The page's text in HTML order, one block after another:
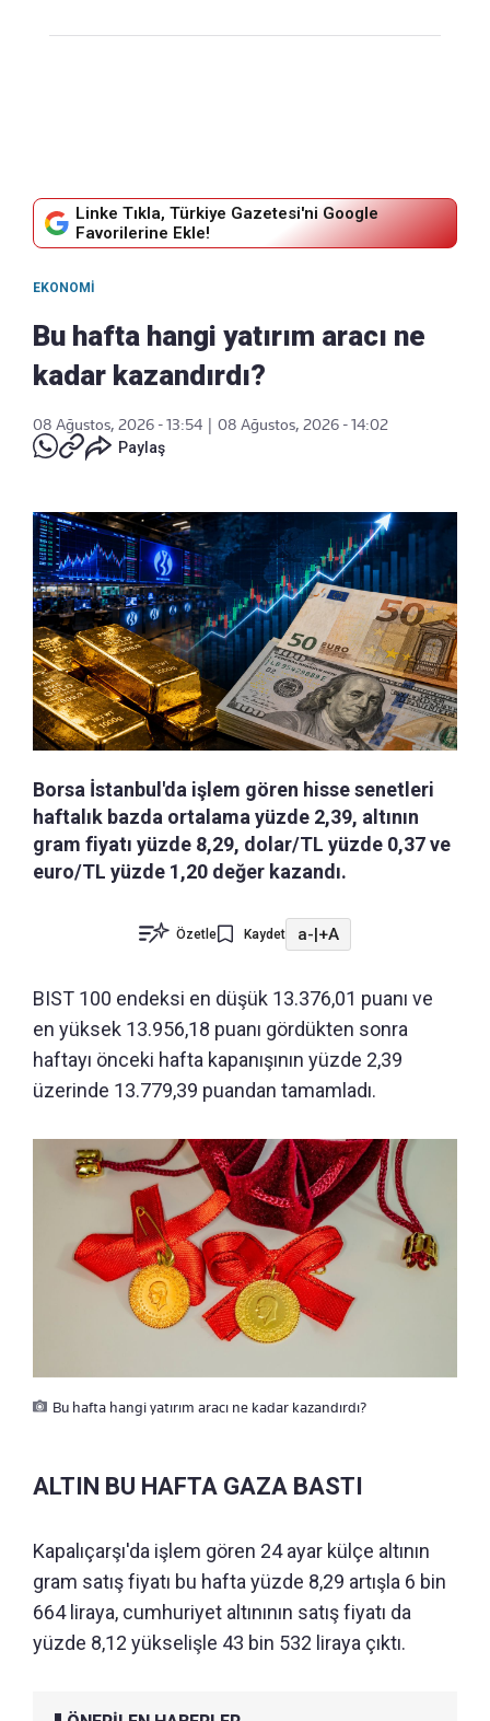
Linke Tıkla, Türkiye Gazetesi'ni Google
Favorilerine Ekle!
EKONOMI
Bu hafta hangi yatırım aracı ne
kadar kazandırdı?
08 Ağustos, 2026 - 13:54
08 Ağustos, 2026 - 14:02
Paylaş
Borsa İstanbul'da işlem gören hisse senetleri
haftalık bazda ortalama yüzde 2,39, altının
gram fiyatı yüzde 8,29, dolar/TL yüzde 0,37 ve
euro/TL yüzde 1,20 değer kazandı.
Özetle Kaydet a-|+A
BIST 100 endeksi en düşük 13.376,01 puanı ve
en yüksek 13.956,18 puanı gördükten sonra
haftayı önceki hafta kapanışının yüzde 2,39
üzerinde 13.779,39 puandan tamamladı.
Bu hafta hangi yatırım aracı ne kadar kazandırdı?
ALTIN BU HAFTA GAZA BASTI
Kapalıçarşı'da işlem gören 24 ayar külçe altının
gram satış fiyatı bu hafta yüzde 8,29 artışla 6 bin
664 liraya, cumhuriyet altınının satış fiyatı da
yüzde 8,12 yükselişle 43 bin 532 liraya çıktı.